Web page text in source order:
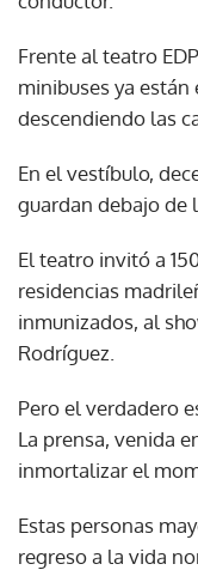
Frente al teatro
minibuses ya están
descendiendo las
En el vestíbulo,
guardan debajo de
El teatro invitó a
residencias
inmunizados, al
Rodríguez.
Pero el verdadero
La prensa, venida
inmortalizar el
Estas personas
regreso a la vida